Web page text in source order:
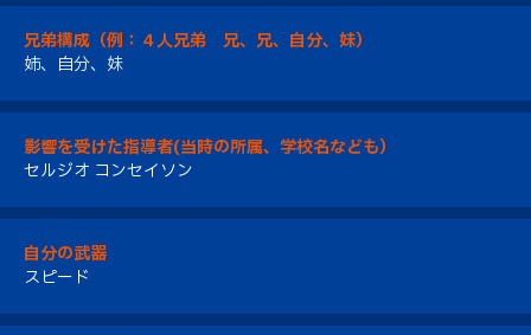
兄弟構成（例：４人兄弟 兄、兄、自分、妹）
姉、自分、妹
影響を受けた指導者(当時の所属、学校名なども）
セルジオ コンセイソン
自分の武器
スピード